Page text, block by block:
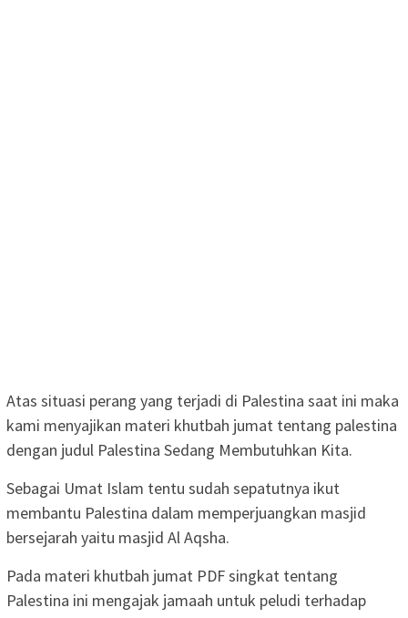
Atas situasi perang yang terjadi di Palestina saat ini maka
kami menyajikan materi khutbah jumat tentang palestina
dengan judul Palestina Sedang Membutuhkan Kita.
Sebagai Umat Islam tentu sudah sepatutnya ikut
membantu Palestina dalam memperjuangkan masjid
bersejarah yaitu masjid Al Aqsha.
Pada materi khutbah jumat PDF singkat tentang
Palestina ini mengajak jamaah untuk peludi terhadap